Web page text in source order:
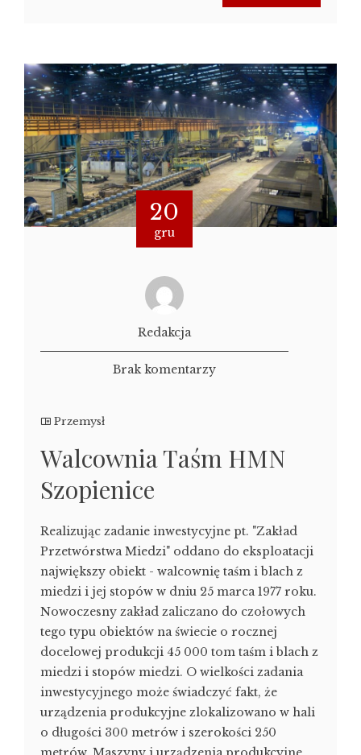
20
gru
Redakcja
Brak komentarzy
Przemysł
Walcownia Taśm HMN
Szopienice
Realizując zadanie inwestycyjne pt. "Zakład
Przetwórstwa Miedzi" oddano do eksplo­atacji
największy obiekt - walcownię taśm i blach z
miedzi i jej stopów w dniu 25 mar­ca 1977 roku.
Nowoczesny zakład zaliczano do czołowych
tego typu obiektów na świe­cie o rocznej
docelowej produkcji 45 000 tom taśm i blach z
miedzi i stopów miedzi. O wielkości zadania
inwestycyjnego może świadczyć fakt, że
urządzenia produkcyjne zlokalizowano w hali
o długości 300 metrów i szerokości 250